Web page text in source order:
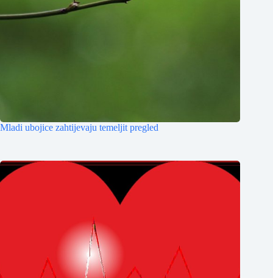
Mladi ubojice zahtijevaju temeljit pregled